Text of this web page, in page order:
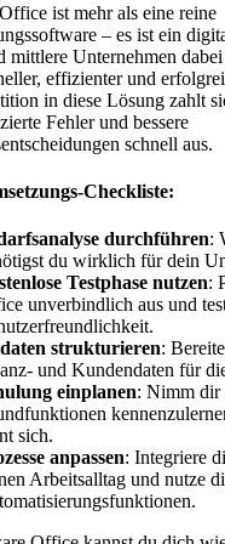
ist mehr als eine reine
– es ist ein
mittlere Unternehmen
effizienter und
in diese Lösung zahlt
Fehler und bessere
schnell aus.
Checkliste:
durchführen:
du wirklich für dein
Testphase nutzen:
unverbindlich aus und
strukturieren:
und Kundendaten für
einplanen: Nimm dir
sich.
anpassen: Integriere
Arbeitsalltag und nutze